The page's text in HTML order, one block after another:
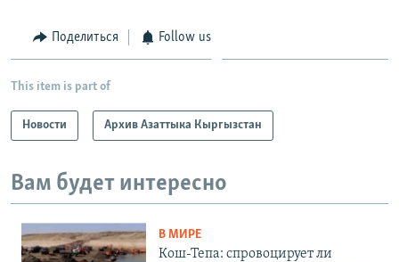
Поделиться Follow us
This item is part of
Новости Архив Азаттыка Кыргызстан
Вам будет интересно
В МИРЕ
Кош-Тепа: спровоцирует ли